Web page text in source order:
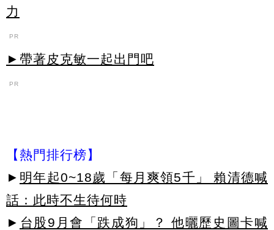
力
PR
►帶著皮克敏一起出門吧
PR
【熱門排行榜】
► 明年起0~18歲「每月爽領5千」 賴清德喊
話：此時不生待何時
► 台股9月會「跌成狗」？ 他曬歷史圖卡喊